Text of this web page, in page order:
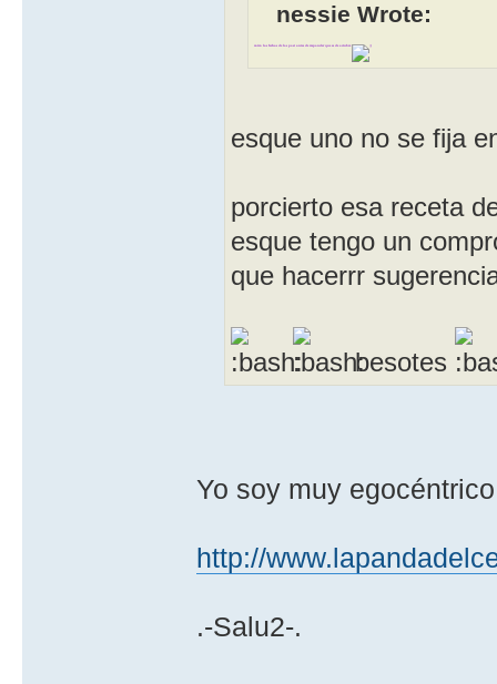
nessie Wrote:
mira las fechas de los post antes de responder que es de octubre
esque uno no se fija
porcierto esa receta
esque tengo un
que hacerrr
besotes
Yo soy muy
http://
.-Salu2-.